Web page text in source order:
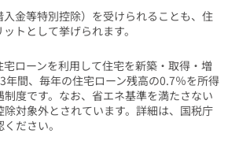
金等特別控除）を受けられることも、住
トとして挙げられます。
ローンを利用して住宅を新築・取得・増
年間、毎年の住宅ローン残高の0.7％を所得
度です。なお、省エネ基準を満たさない
対象外とされています。詳細は、国税庁
ださい。